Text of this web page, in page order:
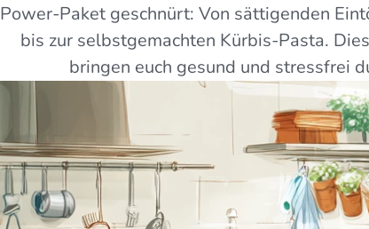
Power-Paket geschnürt: Von sättigenden
bis zur selbstgemachten Kürbis-Pasta.
bringen euch gesund und stressfrei